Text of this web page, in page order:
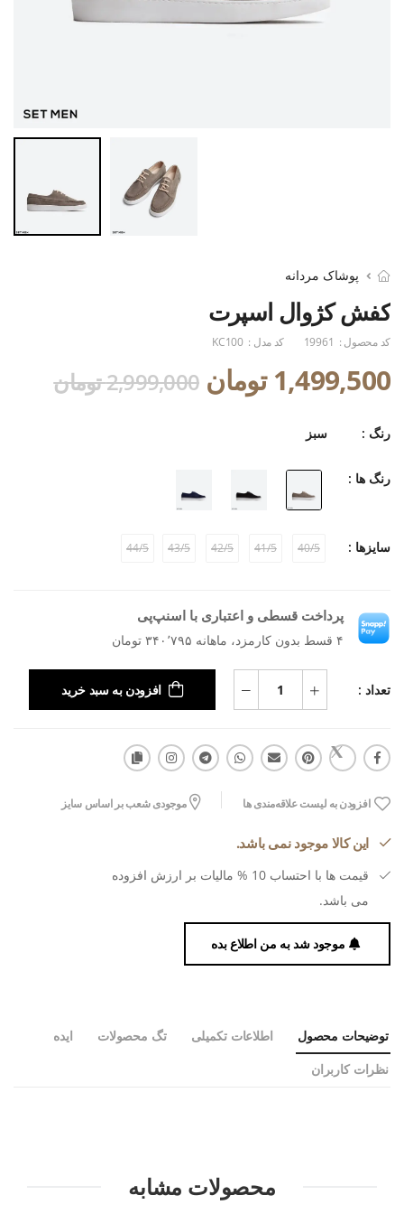
پوشاک مردانه
کفش کژوال اسپرت
کد محصول : 19961 کد مدل : KC100
1,499,500 تومان 2,999,000 تومان
رنگ : سبز
رنگ ها :
سایزها : 40/5
41/5
42/5
43/5
44/5
پرداخت قسطی و اعتباری با اسنپ‌پی
۴ قسط بدون کارمزد، ماهانه ۳۴۰٬۷۹۵ تومان
تعداد : افزودن به سبد خرید
افزودن به لیست علاقه‌مندی ها موجودی شعب بر اساس سایز
این کالا موجود نمی باشد.
قیمت ها با احتساب 10 % مالیات بر ارزش افزوده
می باشد.
موجود شد به من اطلاع بده
توضیحات محصول اطلاعات تکمیلی تگ محصولات ایده
نظرات کاربران
محصولات مشابه